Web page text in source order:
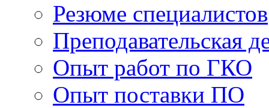
Резюме специалистов
Преподавательская
Опыт работ по ГКО
Опыт поставки ПО